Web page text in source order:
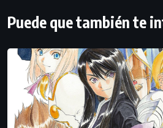
Puede que también te